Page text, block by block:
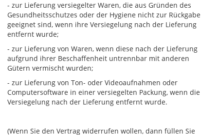
- zur Lieferung versiegelter Waren, die aus Gründen des
Gesundheitsschutzes oder der Hygiene nicht zur Rückgabe
geeignet sind, wenn ihre Versiegelung nach der Lieferung
entfernt wurde;
- zur Lieferung von Waren, wenn diese nach der Lieferung
aufgrund ihrer Beschaffenheit untrennbar mit anderen
Gütern vermischt wurden;
- zur Lieferung von Ton- oder Videoaufnahmen oder
Computersoftware in einer versiegelten Packung, wenn die
Versiegelung nach der Lieferung entfernt wurde.
(Wenn Sie den Vertrag widerrufen wollen, dann füllen Sie